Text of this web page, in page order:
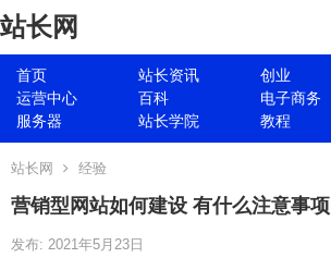
站长网
首页 站长资讯 创业
运营中心
百科 电子商务
服务器
站长学院 教程
站长网 经验
营销型网站如何建设 有什么注意事项
发布: 2021年5月23日